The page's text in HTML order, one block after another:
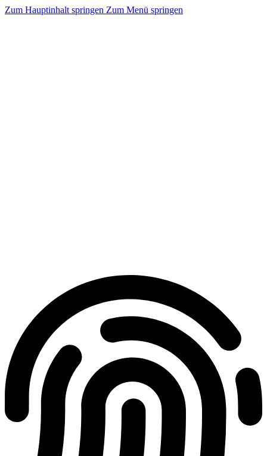
Zum Hauptinhalt springen Zum Menü springen